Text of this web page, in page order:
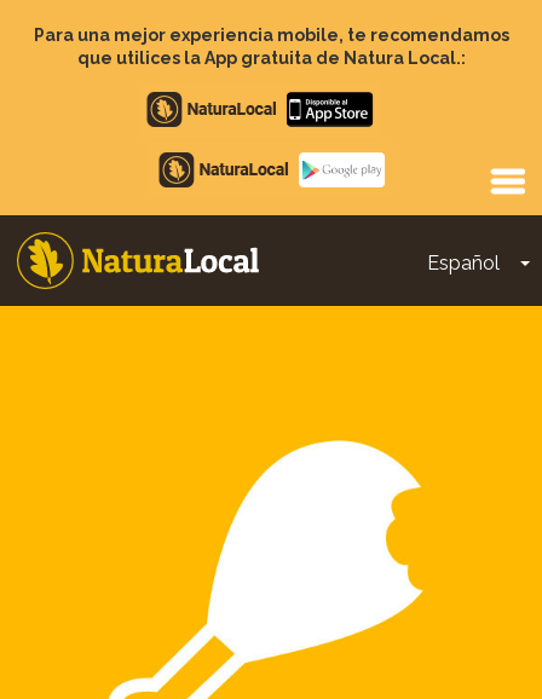
contenido
Para una mejor experiencia mobile, te recomendamos
que utilices la App gratuita de Natura Local.:
Apple
store
Google
Play
Español
Main